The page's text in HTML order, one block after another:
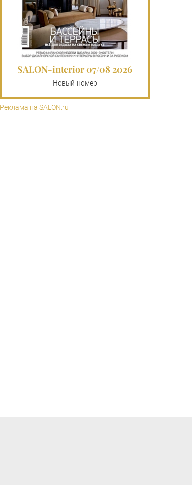
SALON-interior 07/08 2026
Новый номер
Реклама на SALON.ru